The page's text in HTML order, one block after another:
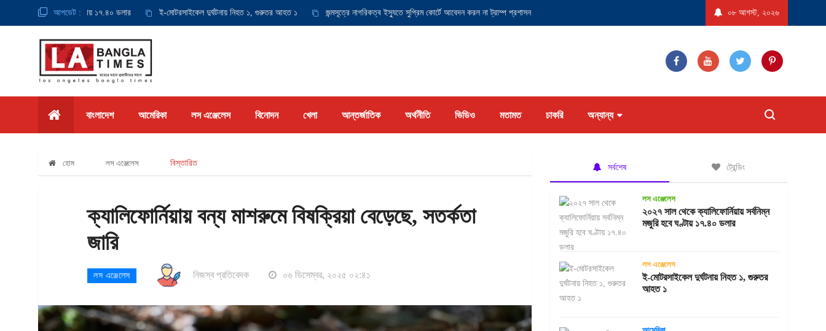
আপডেট :
মজুরি হবে ঘণ্টায় ১৭.৪০ ডলার ই-মোটরসাইকেল দুর্ঘটনায় নিহত ১, গুরুতর আহত ১ জন্মসূত্রে নাগরিকত্ব ইস্যুতে সুপ্রিম কোর্টে আবেদন করল না ট্রাম্প প্রশাসন যুক্তরাষ্ট্রে ‘বিস্ফোরণধর্মী ডায়রিয়া’ সৃষ্টিকারী পরজীবীর প্রাদুর্ভাব, আক্রান্ত হতে পারেন ১৮ হাজারের
০৮ আগস্ট, ২০২৬
বাংলাদেশ আমেরিকা লস এঞ্জেলেস বিনোদন খেলা আন্তর্জাতিক অর্থনীতি ভিডিও মতামত চাকরি অন্যান্য
হোম লস এঞ্জেলেস বিস্তারিত
ক্যালিফোর্নিয়ায় বন্য মাশরুমে বিষক্রিয়া বেড়েছে, সতর্কতা
জারি
লস এঞ্জেলেস নিজস্ব প্রতিবেদক ০৬ ডিসেম্বর, ২০২৫ ০২:৪১
সর্বশেষ ট্রেন্ডিং
লস এঞ্জেলেস
২০২৭ সাল থেকে ক্যালিফোর্নিয়ায় সর্বনিম্ন
মজুরি হবে ঘণ্টায় ১৭.৪০ ডলার
লস এঞ্জেলেস
ই-মোটরসাইকেল দুর্ঘটনায় নিহত ১, গুরুতর
আহত ১